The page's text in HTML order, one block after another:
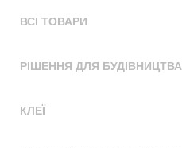
ВСІ ТОВАРИ
РІШЕННЯ ДЛЯ БУДІВНИЦТВА
КЛЕЇ